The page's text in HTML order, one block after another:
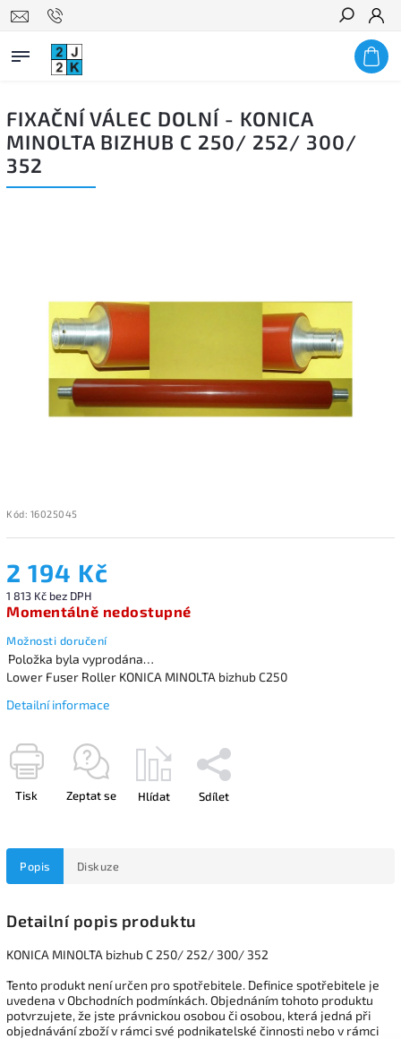
Hledat
FIXAČNÍ VÁLEC DOLNÍ - KONICA
MINOLTA BIZHUB C 250/ 252/ 300/
352
Kód: 16025045
2 194 Kč
1 813 Kč bez DPH
Momentálně nedostupné
Možnosti doručení
Položka byla vyprodána…
Lower Fuser Roller KONICA MINOLTA bizhub C250
Detailní informace
Tisk Zeptat se Hlídat Sdílet
Popis Diskuze
Detailní popis produktu
KONICA MINOLTA bizhub C 250/ 252/ 300/ 352
Tento produkt není určen pro spotřebitele. Definice spotřebitele je
uvedena v Obchodních podmínkách. Objednáním tohoto produktu
potvrzujete, že jste právnickou osobou či osobou, která jedná při
objednávání zboží v rámci své podnikatelské činnosti nebo v rámci